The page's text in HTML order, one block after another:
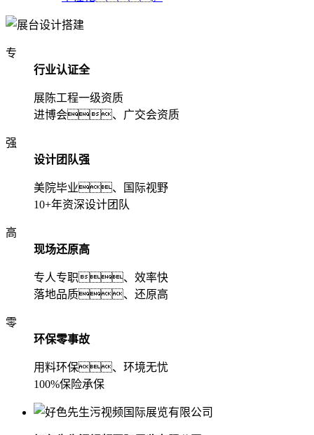
专
行业认证全
展陈工程一级资质
进博会、广交会资质
强
设计团队强
美院毕业、国际视野
10+年资深设计团队
高
现场还原高
专人专职、效率快
落地品质、还原高
零
环保零事故
用料环保、环境无忧
100%保险承保